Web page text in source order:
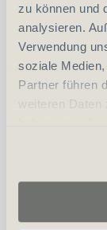
zu können und
analysieren.
Verwendung
soziale
Partner führen
weiteren
Personalien